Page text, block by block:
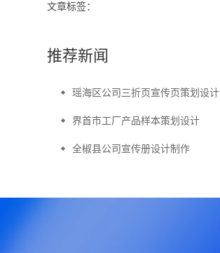
文章标签：
推荐新闻
瑶海区公司三折页宣传页策划设计
界首市工厂产品样本策划设计
全椒县公司宣传册设计制作